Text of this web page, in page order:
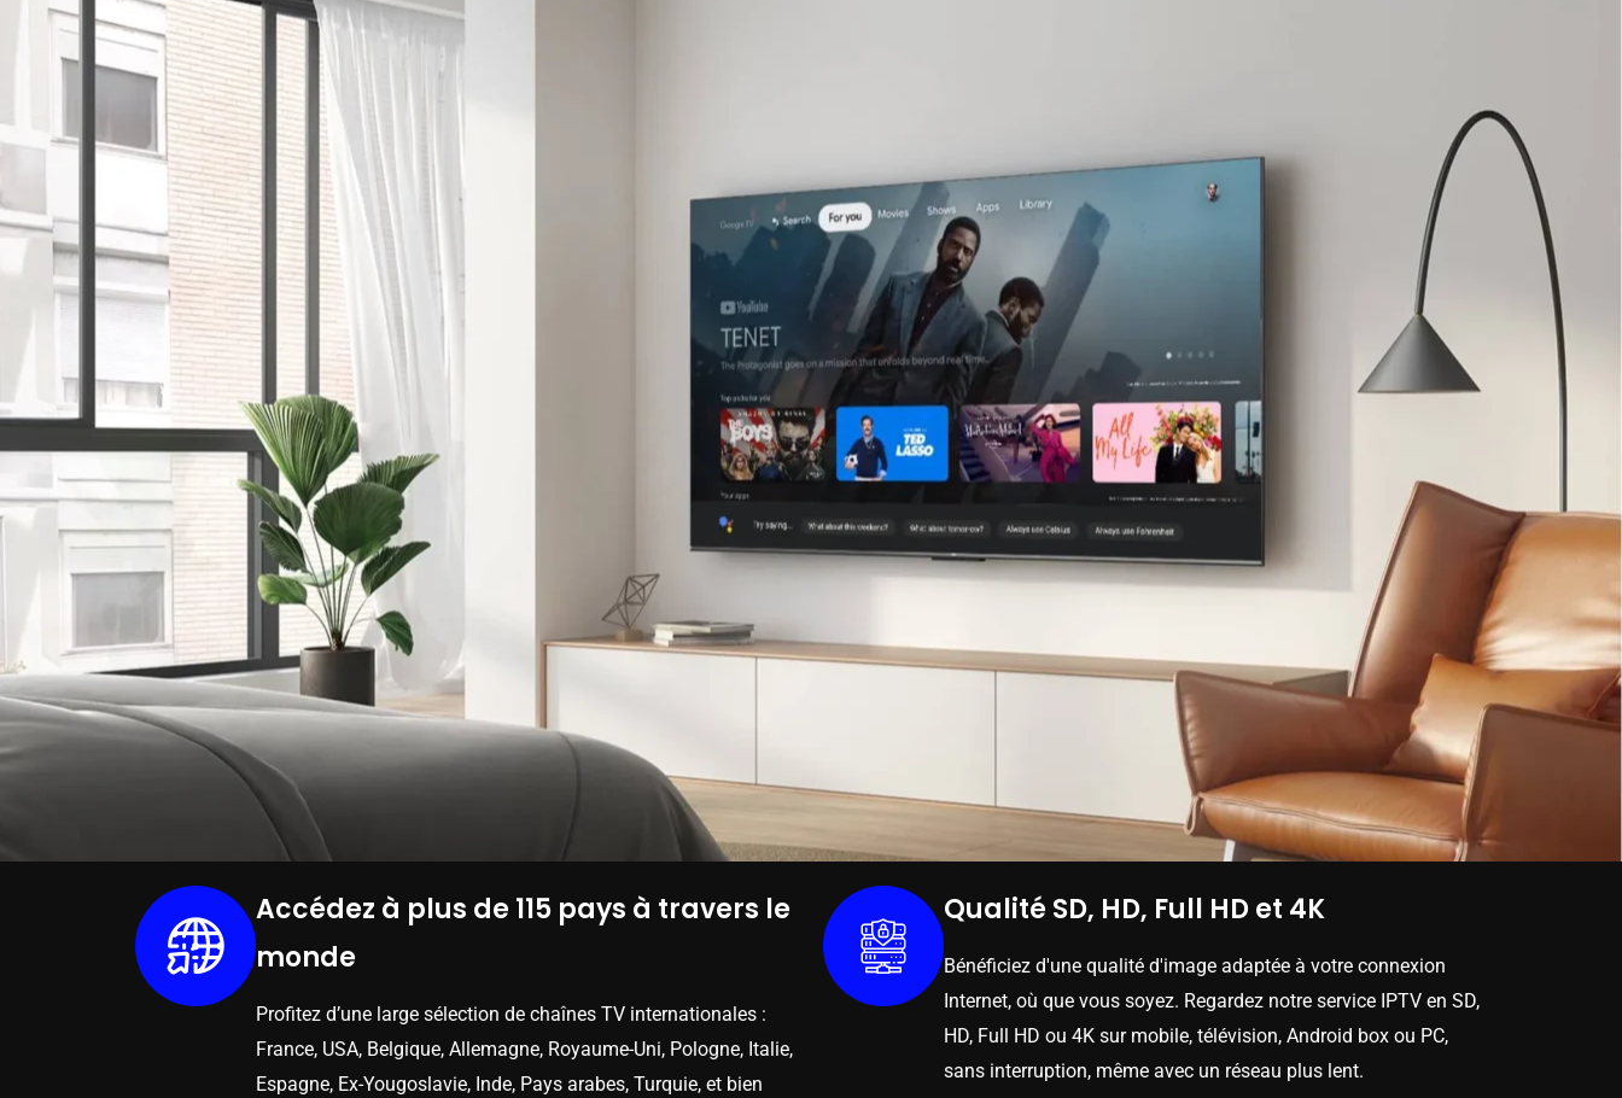
Accédez à plus de 115 pays à travers le
monde
Profitez d’une large sélection de chaînes TV internationales :
France, USA, Belgique, Allemagne, Royaume-Uni, Pologne, Italie,
Espagne, Ex-Yougoslavie, Inde, Pays arabes, Turquie, et bien
Qualité SD, HD, Full HD et 4K
Bénéficiez d'une qualité d'image adaptée à votre connexion
Internet, où que vous soyez. Regardez notre service IPTV en SD,
HD, Full HD ou 4K sur mobile, télévision, Android box ou PC,
sans interruption, même avec un réseau plus lent.